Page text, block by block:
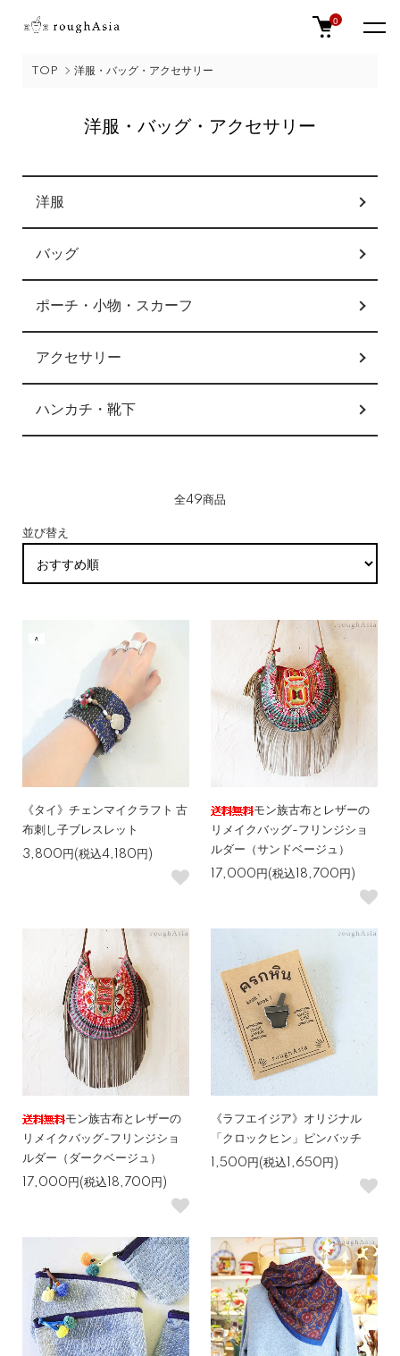
0
TOP 洋服・バッグ・アクセサリー
洋服・バッグ・アクセサリー
カテゴリー一覧
洋服
バッグ
ポーチ・小物・スカーフ
アクセサリー
ハンカチ・靴下
全49商品
並び替え
《タイ》チェンマイクラフト 古
布刺し子ブレスレット
3,800円(税込4,180円)
モン族古布とレザーの
リメイクバッグ-フリンジショ
ルダー（サンドベージュ）
17,000円(税込18,700円)
モン族古布とレザーの
リメイクバッグ-フリンジショ
ルダー（ダークベージュ）
17,000円(税込18,700円)
《ラフエイジア》オリジナル
「クロックヒン」ピンバッチ
1,500円(税込1,650円)